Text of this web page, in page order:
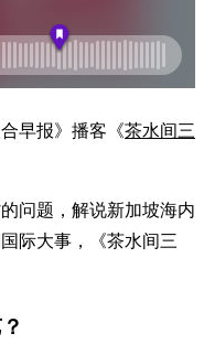
早报》播客《茶水间三
问题，解说新加坡海内
际大事，《茶水间三